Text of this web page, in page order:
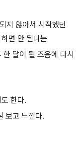
지 않아서 시작했던
면 안 된다는
달이 될 즈음에 다시
한다.
보고 느낀다.